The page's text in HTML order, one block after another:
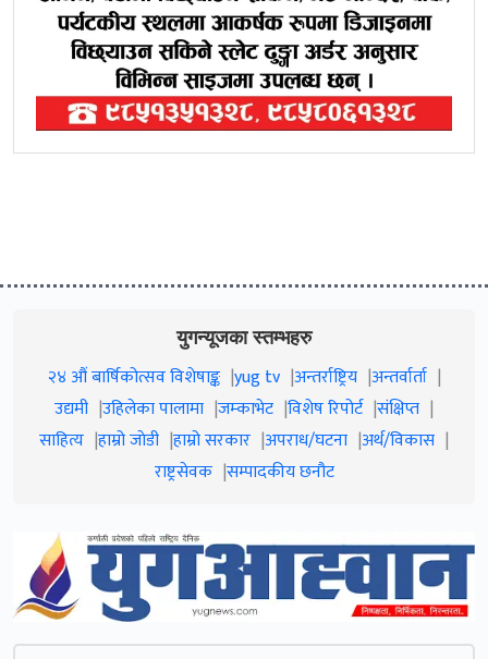
युगन्यूजका स्तम्भहरु
२४ औं बार्षिकोत्सव विशेषाङ्क yug tv अन्तर्राष्ट्रिय अन्तर्वार्ता
उद्यमी उहिलेका पालामा जम्काभेट विशेष रिपोर्ट संक्षिप्त
साहित्य हाम्रो जाेडी हाम्रो सरकार अपराध/घटना अर्थ/विकास
राष्ट्रसेवक सम्पादकीय छनौट